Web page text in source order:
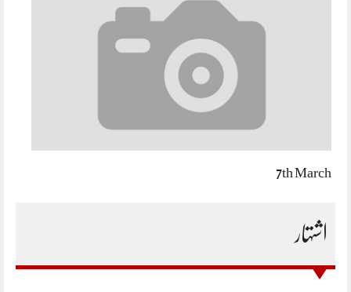
7th March
اشتہار